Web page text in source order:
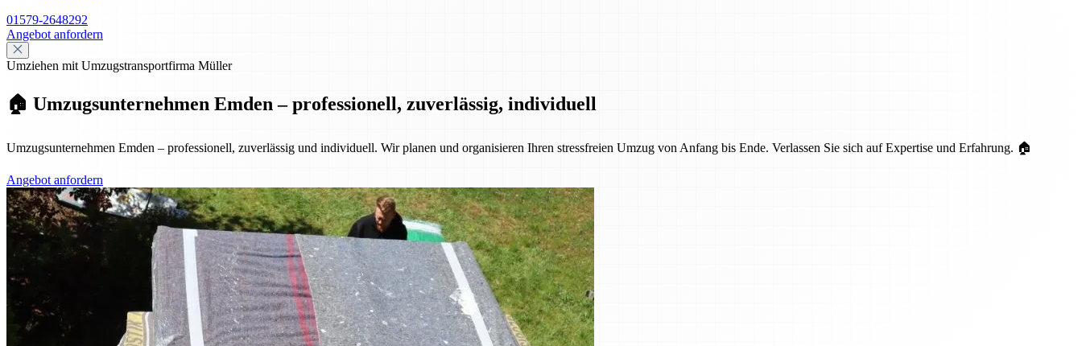
01579-2648292
Angebot anfordern
Umziehen mit Umzugstransportfirma Müller
🏠 Umzugsunternehmen Emden – professionell, zuverlässig, individuell
Umzugsunternehmen Emden – professionell, zuverlässig und individuell. Wir planen und organisieren Ihren stressfreien Umzug von Anfang bis Ende. Verlassen Sie sich auf Expertise und Erfahrung. 🏠
Angebot anfordern